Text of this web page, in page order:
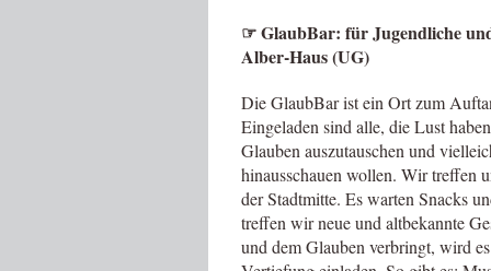
☞GlaubBar: für Jugendliche
Alber-Haus (UG)
Die GlaubBar ist ein Ort zum
Eingeladen sind alle, die Lust
Glauben auszutauschen und
hinausschauen wollen. Wir treffen
der Stadtmitte. Es warten Snacks
treffen wir neue und altbekannte
und dem Glauben verbringt, wird